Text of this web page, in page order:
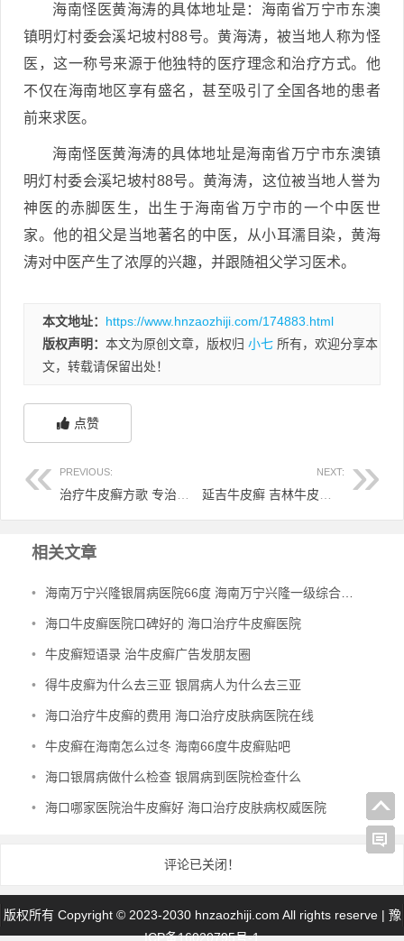
海南怪医黄海涛的具体地址是：海南省万宁市东澳
镇明灯村委会溪圮坡村88号。黄海涛，被当地人称为怪
医，这一称号来源于他独特的医疗理念和治疗方式。他
不仅在海南地区享有盛名，甚至吸引了全国各地的患者
前来求医。
海南怪医黄海涛的具体地址是海南省万宁市东澳镇
明灯村委会溪圮坡村88号。黄海涛，这位被当地人誉为
神医的赤脚医生，出生于海南省万宁市的一个中医世
家。他的祖父是当地著名的中医，从小耳濡目染，黄海
涛对中医产生了浓厚的兴趣，并跟随祖父学习医术。
本文地址： https://www.hnzaozhiji.com/174883.html
版权声明： 本文为原创文章，版权归 小七 所有，欢迎分享本
文，转载请保留出处！
点赞
PREVIOUS: NEXT:
相关文章
• 海南万宁兴隆银屑病医院66度 海南万宁兴隆一级综合医院
• 海口牛皮癣医院口碑好的 海口治疗牛皮癣医院
• 牛皮癣短语录 治牛皮癣广告发朋友圈
• 得牛皮癣为什么去三亚 银屑病人为什么去三亚
• 海口治疗牛皮癣的费用 海口治疗皮肤病医院在线
• 牛皮癣在海南怎么过冬 海南66度牛皮癣贴吧
• 海口银屑病做什么检查 银屑病到医院检查什么
• 海口哪家医院治牛皮癣好 海口治疗皮肤病权威医院
评论已关闭！
版权所有 Copyright © 2023-2030 hnzaozhiji.com All rights reserve | 豫
ICP备16020795号-1